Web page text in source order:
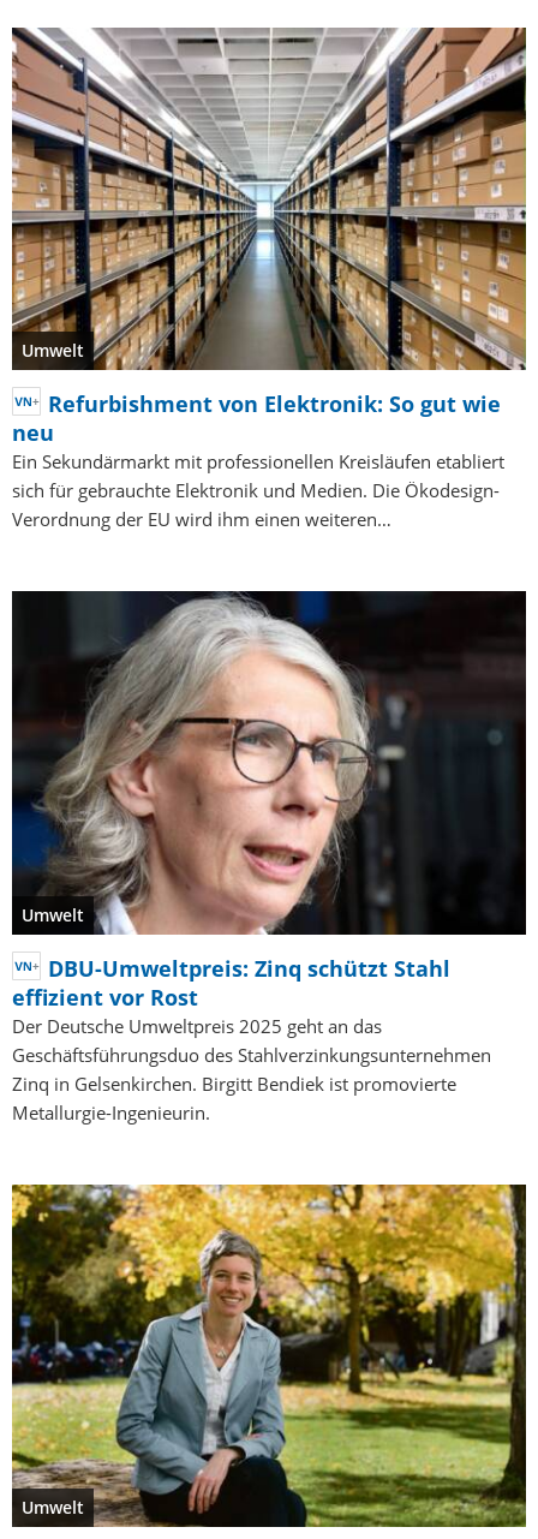
Umwelt
Refurbishment von Elektronik: So gut wie
neu
Ein Sekundärmarkt mit professionellen Kreisläufen etabliert
sich für gebrauchte Elektronik und Medien. Die Ökodesign-
Verordnung der EU wird ihm einen weiteren…
Umwelt
DBU-Umweltpreis: Zinq schützt Stahl
effizient vor Rost
Der Deutsche Umweltpreis 2025 geht an das
Geschäftsführungsduo des Stahlverzinkungsunternehmen
Zinq in Gelsenkirchen. Birgitt Bendiek ist promovierte
Metallurgie-Ingenieurin.
Umwelt